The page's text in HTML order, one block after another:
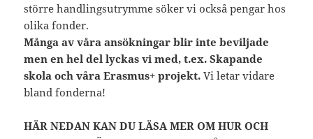
större handlingsutrymme söker vi också pengar hos
olika fonder.
Många av våra ansökningar blir inte beviljade
men en hel del lyckas vi med, t.ex. Skapande
skola och våra Erasmus+ projekt. Vi letar vidare
bland fonderna!
HÄR NEDAN KAN DU LÄSA MER OM HUR OCH